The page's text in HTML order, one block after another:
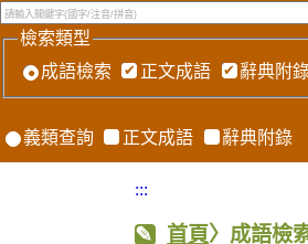
檢索類型
成語檢索
正文成語 辭典附
義類查詢 正文成語 辭典附錄
:::
首頁〉成語檢